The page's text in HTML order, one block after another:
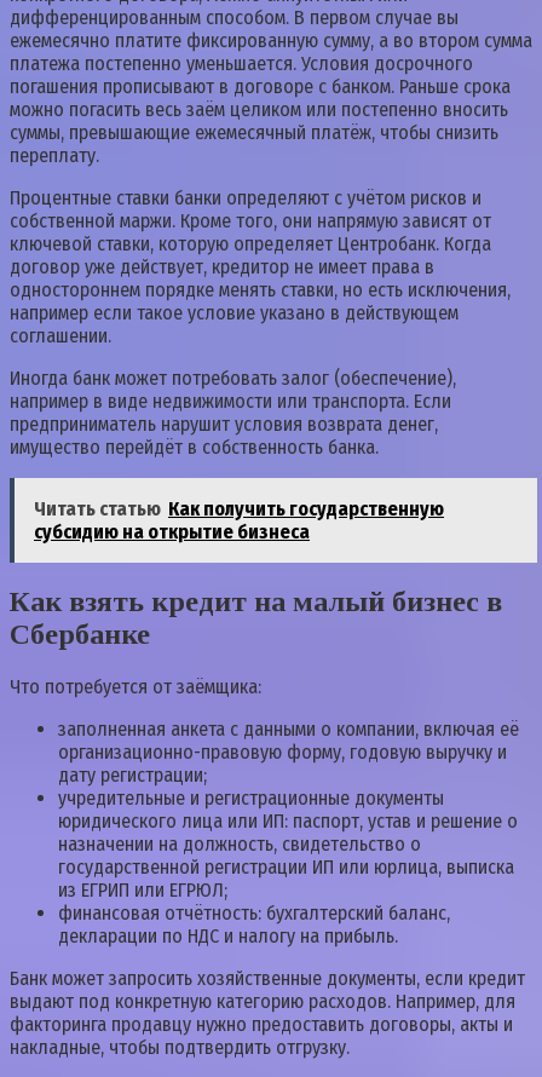
дифференцированным способом. В первом случае вы
ежемесячно платите фиксированную сумму, а во втором сумма
платежа постепенно уменьшается. Условия досрочного
погашения прописывают в договоре с банком. Раньше срока
можно погасить весь заём целиком или постепенно вносить
суммы, превышающие ежемесячный платёж, чтобы снизить
переплату.
Процентные ставки банки определяют с учётом рисков и
собственной маржи. Кроме того, они напрямую зависят от
ключевой ставки, которую определяет Центробанк. Когда
договор уже действует, кредитор не имеет права в
одностороннем порядке менять ставки, но есть исключения,
например если такое условие указано в действующем
соглашении.
Иногда банк может потребовать залог (обеспечение),
например в виде недвижимости или транспорта. Если
предприниматель нарушит условия возврата денег,
имущество перейдёт в собственность банка.
Читать статью Как получить государственную
субсидию на открытие бизнеса
Как взять кредит на малый бизнес в
Сбербанке
Что потребуется от заёмщика:
заполненная анкета с данными о компании, включая её
организационно-правовую форму, годовую выручку и
дату регистрации;
учредительные и регистрационные документы
юридического лица или ИП: паспорт, устав и решение о
назначении на должность, свидетельство о
государственной регистрации ИП или юрлица, выписка
из ЕГРИП или ЕГРЮЛ;
финансовая отчётность: бухгалтерский баланс,
декларации по НДС и налогу на прибыль.
Банк может запросить хозяйственные документы, если кредит
выдают под конкретную категорию расходов. Например, для
факторинга продавцу нужно предоставить договоры, акты и
накладные, чтобы подтвердить отгрузку.